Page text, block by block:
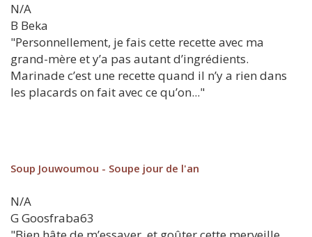
N/A
B Beka
"Personnellement, je fais cette recette avec ma
grand-mère et y’a pas autant d’ingrédients.
Marinade c’est une recette quand il n’y a rien dans
les placards on fait avec ce qu’on..."
Soup Jouwoumou - Soupe jour de l'an
N/A
G Goosfraba63